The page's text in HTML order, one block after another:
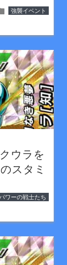
強襲イベント
ウラを
スタミ
ワーの戦士たち